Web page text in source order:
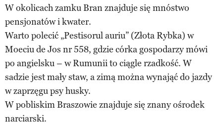
W okolicach zamku Bran znajduje się mnóstwo
pensjonatów i kwater.
Warto polecić „Pestisorul auriu” (Złota Rybka) w
Moeciu de Jos nr 558, gdzie córka gospodarzy mówi
po angielsku – w Rumunii to ciągle rzadkość. W
sadzie jest mały staw, a zimą można wynająć do jazdy
w zaprzęgu psy husky.
W pobliskim Braszowie znajduje się znany ośrodek
narciarski.